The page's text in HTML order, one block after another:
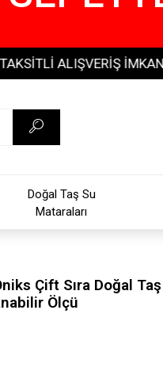
ALIŞVERİŞ İMKANI...
Doğal Taş Su
Mataraları
Çift Sıra Doğal
Ölçü